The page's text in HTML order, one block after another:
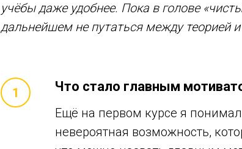
учёбы даже удобнее. Пока в голове
дальнейшем не путаться между теорией и
Что стало главным
Ещё на первом курсе я
невероятная возможность,